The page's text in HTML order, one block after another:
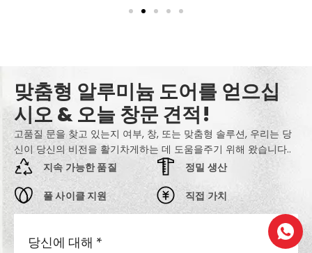
맞춤형 알루미늄 도어를 얻으십
시오 & 오늘 창문 견적!
고품질 문을 찾고 있는지 여부, 창, 또는 맞춤형 솔루션, 우리는 당
신이 당신의 비전을 활기차게하는 데 도움을주기 위해 왔습니다..
지속 가능한 품질
풀 사이클 지원
정밀 생산
직접 가치
당신에 대해 *